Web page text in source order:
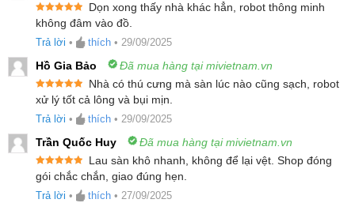
Thiết kế siêu mỏng, làm sạch toàn diện tối ưu
Công nghệ điều hướng RetractSense linh hoạt
trong mọi môi trường
Hệ thống cảm biến thông minh, di chuyển mượt
mà
Sạch gọn tối ưu với hệ thống chổi chống rối tóc
kép
Sức mạnh làm sạch vượt trội với lực hút
18.500Pa
Được xếp
hạng55
sao
Dọn xong thấy nhà khác hẳn, robot thông minh
không đâm vào đồ.
Trả lời • thích • 29/09/2025
Hồ Gia Bảo Đã mua hàng tại mivietnam.vn
Được xếp
hạng5
5
sao
Nhà có thú cưng mà sàn lúc nào cũng sạch, robot
xử lý tốt cả lông và bụi mịn.
Trả lời • thích • 29/09/2025
Trần Quốc Huy Đã mua hàng tại mivietnam.vn
Được xếp
hạng55
sao
Lau sàn khô nhanh, không để lại vệt. Shop đóng
gói chắc chắn, giao đúng hẹn.
Trả lời • thích • 27/09/2025